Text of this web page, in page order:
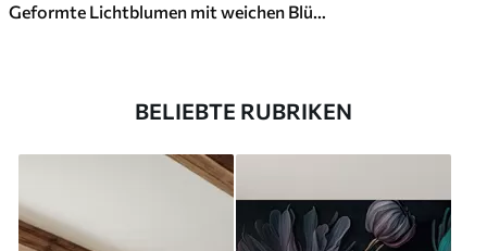
BELIEBTE RUBRIKEN